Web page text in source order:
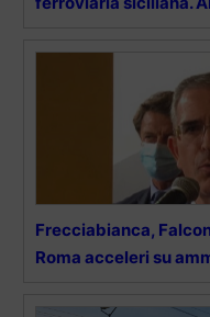
Frecciabianca,
Roma acceleri su